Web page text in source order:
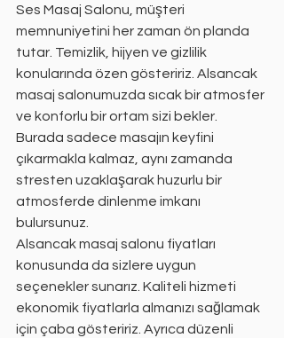
Ses Masaj Salonu, müşteri
memnuniyetini her zaman ön planda
tutar. Temizlik, hijyen ve gizlilik
konularında özen gösteririz. Alsancak
masaj salonumuzda sıcak bir atmosfer
ve konforlu bir ortam sizi bekler.
Burada sadece masajın keyfini
çıkarmakla kalmaz, aynı zamanda
stresten uzaklaşarak huzurlu bir
atmosferde dinlenme imkanı
bulursunuz.
Alsancak masaj salonu fiyatları
konusunda da sizlere uygun
seçenekler sunarız. Kaliteli hizmeti
ekonomik fiyatlarla almanızı sağlamak
için çaba gösteririz. Ayrıca düzenli